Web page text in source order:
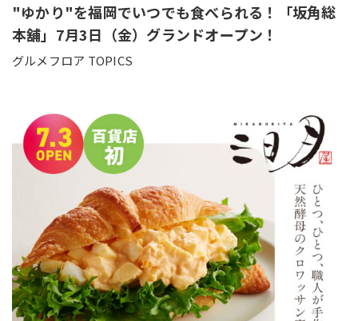
"ゆかり"を福岡でいつでも食べられる！「坂角総
本舖」7月3日（金）グランドオープン！
グルメフロア TOPICS